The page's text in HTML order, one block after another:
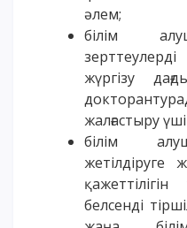
әлем;
білім
жүргізу
жалғастыру
білім
жетілдіруге
белсенді